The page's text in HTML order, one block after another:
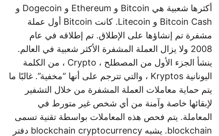
أكثرها شعبية هي Bitcoin و Ethereum و Dogecoin و
Bitcoin Cash و Litecoin. كانت Bitcoin أول عملة
مشفرة تم إنشاؤها على الإطلاق. تم إطلاقه في عام
2008 ولا يزال العملة المشفرة الأكثر شعبية في العالم.
ينشأ الجزء الأول من المصطلح ، Crypto ، من الكلمة
اليونانية Kryptos ، والتي تترجم على أنها “مخفية”. غالبًا ما
يتم حماية معاملات العملة المشفرة من خلال التشفير
لإبقائها خاصة وآمنة من أي شخص غير متورط في
المعاملة. يتم فحص هذه المعاملات بواسطة تقنية تسمى
blockchain. يشبه blockchain cryptocurrency دفتر